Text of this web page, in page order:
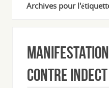
Archives pour
contre Indect